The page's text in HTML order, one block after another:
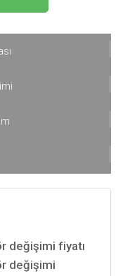
değişimi fiyatı
değişimi